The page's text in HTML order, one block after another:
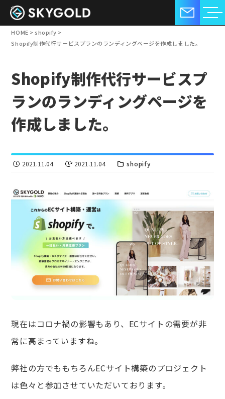
HOME > shopify >
Shopify制作代行サービスプランのランディングページを作成しました。
Shopify制作代行サービスプ
ランのランディングページを
作成しました。
2021.11.04 2021.11.04 shopify
現在はコロナ禍の影響もあり、ECサイトの需要が非
常に高まっていますね。
弊社の方でももちろんECサイト構築のプロジェクト
は色々と参加させていただいております。